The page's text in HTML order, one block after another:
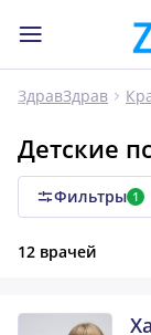
ЗдравЗдрав
Детские
Фильтры 1
12 врачей